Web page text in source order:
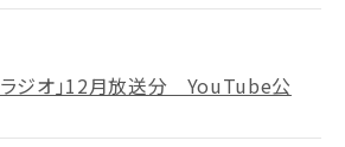
ラジオ」12月放送分 YouTube公